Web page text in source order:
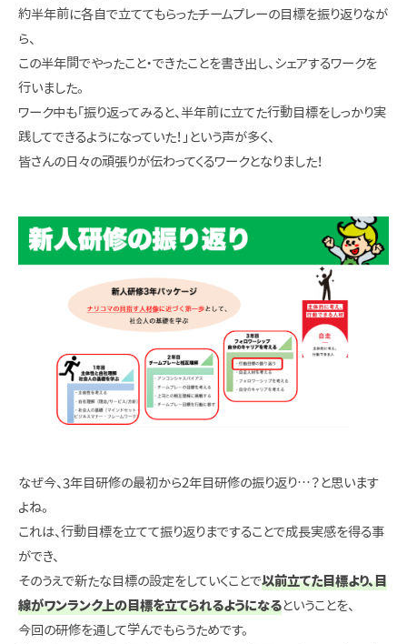
約半年前に各自で立ててもらったチームプレーの目標を振り返りなが
ら、
この半年間でやったこと・できたことを書き出し、シェアするワークを
行いました。
ワーク中も「振り返ってみると、半年前に立てた行動目標をしっかり実
践してできるようになっていた！」という声が多く、
皆さんの日々の頑張りが伝わってくるワークとなりました！
なぜ今、3年目研修の最初から2年目研修の振り返り…？と思います
よね。
これは、行動目標を立てて振り返りまですることで成長実感を得る事
ができ、
そのうえで新たな目標の設定をしていくことで以前立てた目標より、目
線がワンランク上の目標を立てられるようになるということを、
今回の研修を通して学んでもらうためです。